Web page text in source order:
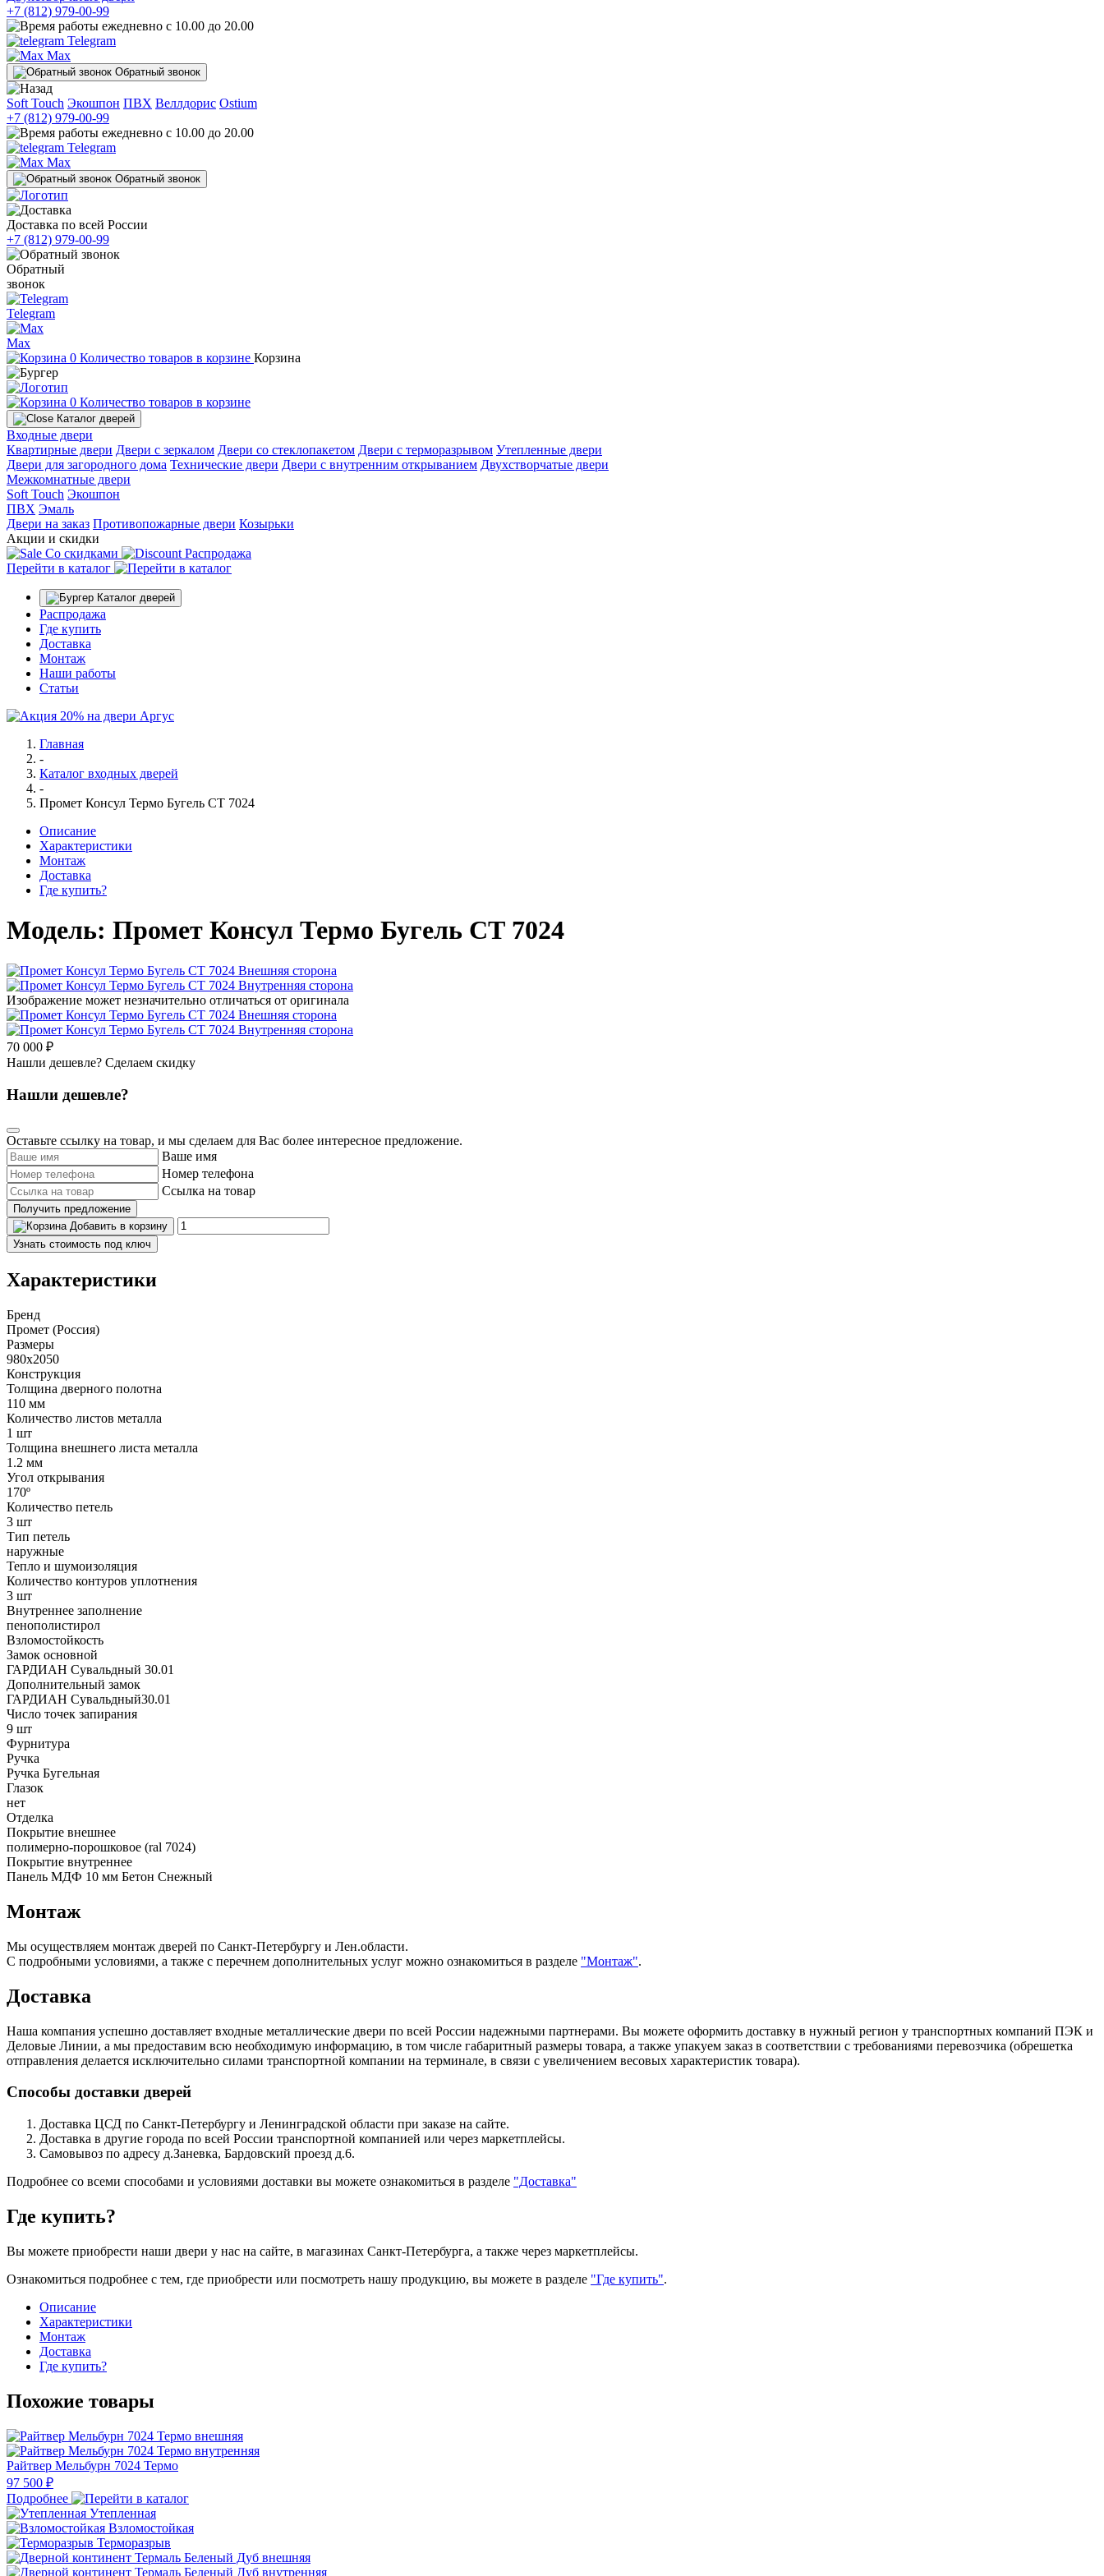
+7 (812) 979-00-99
ежедневно с 10.00 до 20.00
Telegram
Max
Обратный звонок
Soft Touch Экошпон ПВХ Веллдорис Ostium
+7 (812) 979-00-99
ежедневно с 10.00 до 20.00
Telegram
Max
Обратный звонок
Доставка по всей России
+7 (812) 979-00-99
Обратный
звонок
Telegram
Max
0 Количество товаров в корзине Корзина
0 Количество товаров в корзине
Каталог дверей
Входные двери
Квартирные двери Двери с зеркалом Двери со стеклопакетом Двери с терморазрывом Утепленные двери
Двери для загородного дома Технические двери Двери с внутренним открыванием Двухстворчатые двери
Межкомнатные двери
Soft Touch Экошпон
ПВХ Эмаль
Двери на заказ Противопожарные двери Козырьки
Акции и скидки
Со скидками
Распродажа
Перейти в каталог
Каталог дверей
Распродажа
Где купить
Доставка
Монтаж
Наши работы
Статьи
Главная
-
Каталог входных дверей
-
Промет Консул Термо Бугель СТ 7024
Описание
Характеристики
Монтаж
Доставка
Где купить?
Модель: Промет Консул Термо Бугель СТ 7024
Изображение может незначительно отличаться от оригинала
70 000 ₽
Нашли дешевле? Сделаем скидку
Нашли дешевле?
Оставьте ссылку на товар, и мы сделаем для Вас более интересное предложение.
Ваше имя
Номер телефона
Ссылка на товар
Получить предложение
Добавить в корзину
Узнать стоимость под ключ
Характеристики
Бренд
Промет (Россия)
Размеры
980x2050
Конструкция
Толщина дверного полотна
110 мм
Количество листов металла
1 шт
Толщина внешнего листа металла
1.2 мм
Угол открывания
170º
Количество петель
3 шт
Тип петель
наружные
Тепло и шумоизоляция
Количество контуров уплотнения
3 шт
Внутреннее заполнение
пенополистирол
Взломостойкость
Замок основной
ГАРДИАН Сувальдный 30.01
Дополнительный замок
ГАРДИАН Сувальдный30.01
Число точек запирания
9 шт
Фурнитура
Ручка
Ручка Бугельная
Глазок
нет
Отделка
Покрытие внешнее
полимерно-порошковое (ral 7024)
Покрытие внутреннее
Панель МДФ 10 мм Бетон Снежный
Монтаж
Мы осуществляем монтаж дверей по Санкт-Петербургу и Лен.области.
С подробными условиями, а также с перечнем дополнительных услуг можно ознакомиться в разделе "Монтаж".
Доставка
Наша компания успешно доставляет входные металлические двери по всей России надежными партнерами. Вы можете оформить доставку в нужный регион у транспортных компаний ПЭК и
Деловые Линии, а мы предоставим всю необходимую информацию, в том числе габаритный размеры товара, а также упакуем заказ в соответствии с требованиями перевозчика (обрешетка
отправления делается исключительно силами транспортной компании на терминале, в связи с увеличением весовых характеристик товара).
Способы доставки дверей
Доставка ЦСД по Санкт-Петербургу и Ленинградской области при заказе на сайте.
Доставка в другие города по всей России транспортной компанией или через маркетплейсы.
Самовывоз по адресу д.Заневка, Бардовский проезд д.6.
Подробнее со всеми способами и условиями доставки вы можете ознакомиться в разделе "Доставка"
Где купить?
Вы можете приобрести наши двери у нас на сайте, в магазинах Санкт-Петербурга, а также через маркетплейсы.
Ознакомиться подробнее с тем, где приобрести или посмотреть нашу продукцию, вы можете в разделе "Где купить".
Описание
Характеристики
Монтаж
Доставка
Где купить?
Похожие товары
Райтвер Мельбурн 7024 Термо
97 500 ₽
Подробнее
Утепленная
Взломостойкая
Терморазрыв